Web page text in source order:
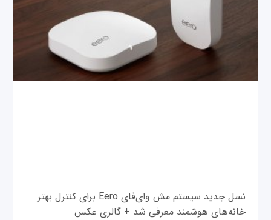
نسل جدید سیستم مش وای‌فای Eero برای کنترل بهتر
خانه‌های هوشمند معرفی شد + گالری عکس